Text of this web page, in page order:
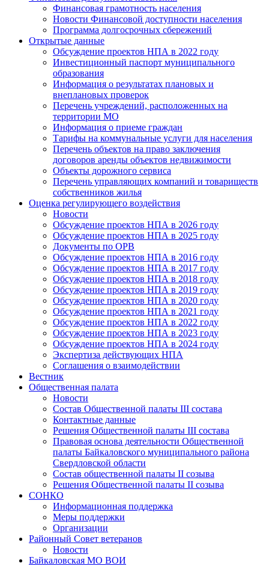
Финансовая грамотность населения
Новости Финансовой доступности населения
Программа долгосрочных сбережений
Открытые данные
Обсуждение проектов НПА в 2022 году
Инвестиционный паспорт муниципального
образования
Информация о результатах плановых и
внеплановых проверок
Перечень учреждений, расположенных на
территории МО
Информация о приеме граждан
Тарифы на коммунальные услуги для населения
Перечень объектов на право заключения
договоров аренды объектов недвижимости
Объекты дорожного сервиса
Перечень управляющих компаний и товариществ
собственников жилья
Оценка регулирующего воздействия
Новости
Обсуждение проектов НПА в 2026 году
Обсуждение проектов НПА в 2025 году
Документы по ОРВ
Обсуждение проектов НПА в 2016 году
Обсуждение проектов НПА в 2017 году
Обсуждение проектов НПА в 2018 году
Обсуждение проектов НПА в 2019 году
Обсуждение проектов НПА в 2020 году
Обсуждение проектов НПА в 2021 году
Обсуждение проектов НПА в 2022 году
Обсуждение проектов НПА в 2023 году
Обсуждение проектов НПА в 2024 году
Экспертиза действующих НПА
Соглашения о взаимодействии
Вестник
Общественная палата
Новости
Состав Общественной палаты III состава
Контактные данные
Решения Общественной палаты III состава
Правовая основа деятельности Общественной
палаты Байкаловского муниципального района
Свердловской области
Состав общественной палаты II созыва
Решения Общественной палаты II созыва
СОНКО
Информационная поддержка
Меры поддержки
Организации
Районный Совет ветеранов
Новости
Байкаловская МО ВОИ